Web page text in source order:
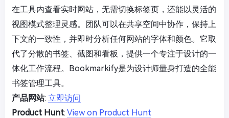
在工具内查看实时网站，无需切换标签页，还能以灵活的
视图模式整理灵感。团队可以在共享空间中协作，保持上
下文的一致性，并即时分析任何网站的字体和颜色。它取
代了分散的书签、截图和看板，提供一个专注于设计的一
体化工作流程。Bookmarkify是为设计师量身打造的全能
书签管理工具。
产品网站: 立即访问
Product Hunt: View on Product Hunt